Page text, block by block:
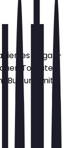
Vegan-
Tomaten
Bun und mit